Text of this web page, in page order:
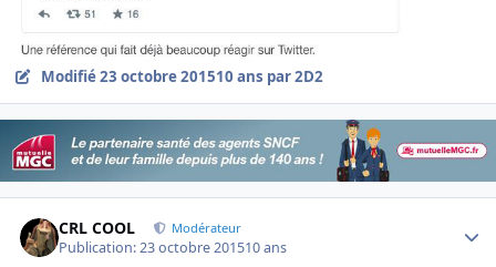
Modifié23 octobre 201510 ans par 2D2
CRL COOL Modérateur
Publication:23 octobre 201510 ans